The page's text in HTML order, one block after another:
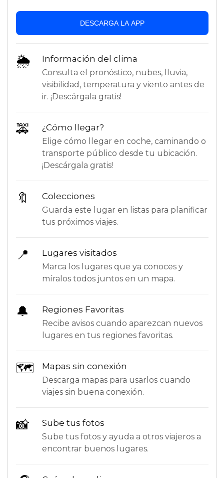
DESCARGA LA APP
🌦 Información del clima
Consulta el pronóstico, nubes, lluvia,
visibilidad, temperatura y viento antes de
ir. ¡Descárgala gratis!
🚕 ¿Cómo llegar?
Elige cómo llegar en coche, caminando o
transporte público desde tu ubicación.
¡Descárgala gratis!
🔖 Colecciones
Guarda este lugar en listas para planificar
tus próximos viajes.
📍 Lugares visitados
Marca los lugares que ya conoces y
míralos todos juntos en un mapa.
🔔 Regiones Favoritas
Recibe avisos cuando aparezcan nuevos
lugares en tus regiones favoritas.
🗺 Mapas sin conexión
Descarga mapas para usarlos cuando
viajes sin buena conexión.
📸 Sube tus fotos
Sube tus fotos y ayuda a otros viajeros a
encontrar buenos lugares.